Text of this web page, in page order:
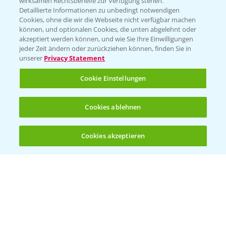
(noch 4)
Beratung auf WhatsApp
T.+49 (0)174 346 564 1
KONTAKT
Hilfe in Notfällen
+49 (0)214/30-20220
Detaillierte Informationen zu unbedingt notwendigen
Cookies, ohne die wir die Webseite nicht verfügbar machen
können, und optionalen Cookies, die unten abgelehnt oder
akzeptiert werden können, und wie Sie Ihre Einwilligungen
jeder Zeit ändern oder zurückziehen können, finden Sie in
unserer Privacy Statement
Cookie Einstellungen
Cookies ablehnen
Cookies akzeptieren